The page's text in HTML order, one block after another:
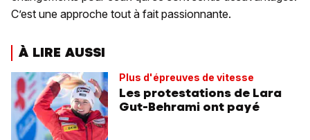
C’est une approche tout à fait passionnante.
À LIRE AUSSI
Plus d'épreuves de vitesse
Les protestations de Lara
Gut-Behrami ont payé